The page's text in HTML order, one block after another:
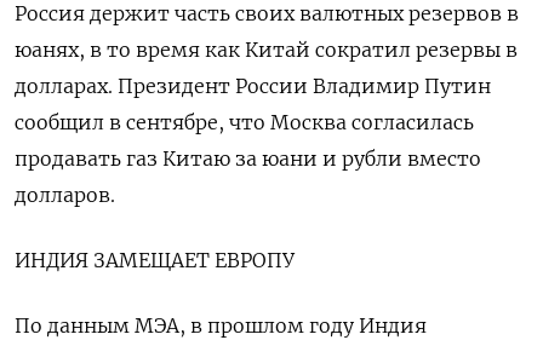
Россия держит часть своих валютных резервов в
юанях, в то время как Китай сократил резервы в
долларах. Президент России Владимир Путин
сообщил в сентябре, что Москва согласилась
продавать газ Китаю за юани и рубли вместо
долларов.
ИНДИЯ ЗАМЕЩАЕТ ЕВРОПУ
По данным МЭА, в прошлом году Индия